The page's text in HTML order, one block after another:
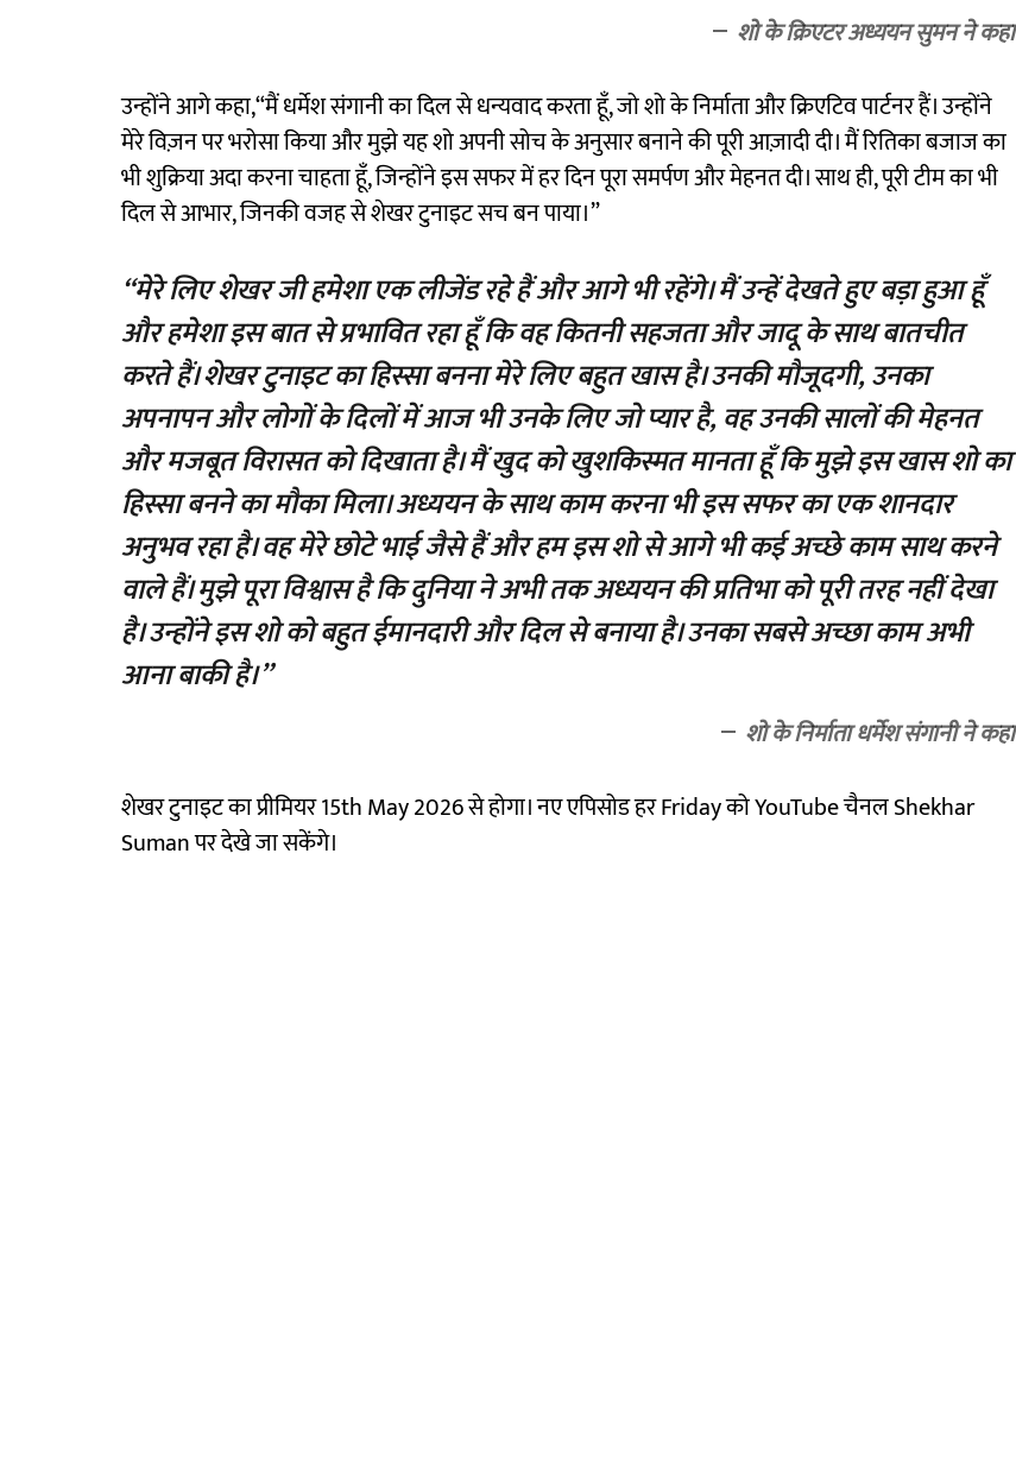
शो के क्रिएटर अध्ययन सुमन ने कहा
उन्होंने आगे कहा,“मैं धर्मेश संगानी का दिल से धन्यवाद करता हूँ, जो शो के निर्माता और क्रिएटिव पार्टनर हैं। उन्होंने
मेरे विज़न पर भरोसा किया और मुझे यह शो अपनी सोच के अनुसार बनाने की पूरी आज़ादी दी। मैं रितिका बजाज का
भी शुक्रिया अदा करना चाहता हूँ, जिन्होंने इस सफर में हर दिन पूरा समर्पण और मेहनत दी। साथ ही, पूरी टीम का भी
दिल से आभार, जिनकी वजह से शेखर टुनाइट सच बन पाया।”
“मेरे लिए शेखर जी हमेशा एक लीजेंड रहे हैं और आगे भी रहेंगे। मैं उन्हें देखते हुए बड़ा हुआ हूँ
और हमेशा इस बात से प्रभावित रहा हूँ कि वह कितनी सहजता और जादू के साथ बातचीत
करते हैं। शेखर टुनाइट का हिस्सा बनना मेरे लिए बहुत खास है। उनकी मौजूदगी, उनका
अपनापन और लोगों के दिलों में आज भी उनके लिए जो प्यार है, वह उनकी सालों की मेहनत
और मजबूत विरासत को दिखाता है। मैं खुद को खुशकिस्मत मानता हूँ कि मुझे इस खास शो का
हिस्सा बनने का मौका मिला। अध्ययन के साथ काम करना भी इस सफर का एक शानदार
अनुभव रहा है। वह मेरे छोटे भाई जैसे हैं और हम इस शो से आगे भी कई अच्छे काम साथ करने
वाले हैं। मुझे पूरा विश्वास है कि दुनिया ने अभी तक अध्ययन की प्रतिभा को पूरी तरह नहीं देखा
है। उन्होंने इस शो को बहुत ईमानदारी और दिल से बनाया है। उनका सबसे अच्छा काम अभी
आना बाकी है।”
शो के निर्माता धर्मेश संगानी ने कहा
शेखर टुनाइट का प्रीमियर 15th May 2026 से होगा। नए एपिसोड हर Friday को YouTube चैनल Shekhar
Suman पर देखे जा सकेंगे।